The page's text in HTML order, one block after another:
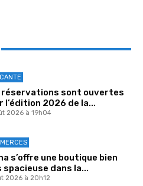
réservations sont ouvertes
l’édition 2026 de la...
2026 à 19h04
s’offre une boutique bien
spacieuse dans la...
2026 à 20h12